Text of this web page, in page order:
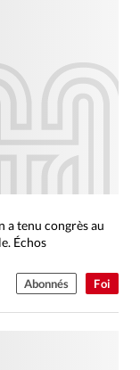
Foi
a tenu congrès au
Échos
Abonnés